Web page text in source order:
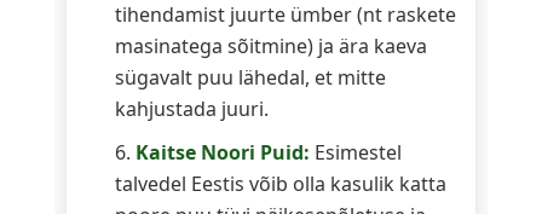
tihendamist juurte ümber (nt raskete
masinatega sõitmine) ja ära kaeva
sügavalt puu lähedal, et mitte
kahjustada juuri.
Kaitse Noori Puid: Esimestel
talvedel Eestis võib olla kasulik katta